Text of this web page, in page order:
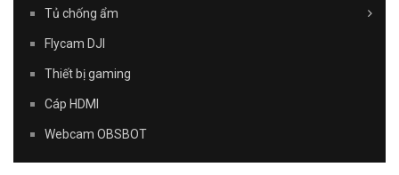
Tủ chống ẩm
Flycam DJI
Thiết bị gaming
Cáp HDMI
Webcam OBSBOT